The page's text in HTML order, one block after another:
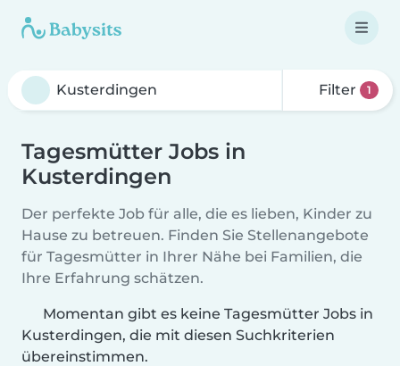
Filter 1
Tagesmütter Jobs in
Kusterdingen
Der perfekte Job für alle, die es lieben, Kinder zu
Hause zu betreuen. Finden Sie Stellenangebote
für Tagesmütter in Ihrer Nähe bei Familien, die
Ihre Erfahrung schätzen.
Momentan gibt es keine Tagesmütter Jobs in
Kusterdingen, die mit diesen Suchkriterien
übereinstimmen.